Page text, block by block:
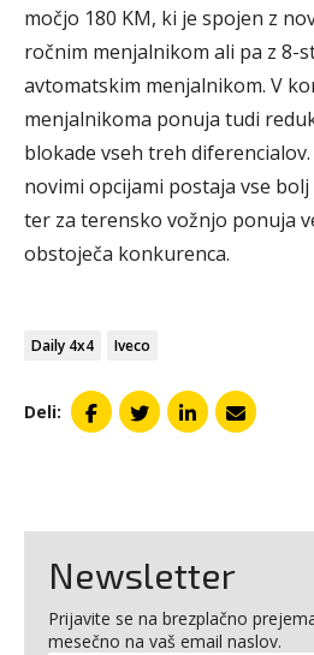
močjo 180 KM, ki je spojen z
ročnim menjalnikom ali pa z 8-
avtomatskim menjalnikom. V
menjalnikoma ponuja tudi
blokade vseh treh
novimi opcijami postaja vse
ter za terensko vožnjo ponuja
obstoječa konkurenca.
Daily 4x4 Iveco
Deli:
Newsletter
Prijavite se na brezplačno
mesečno na vaš email naslov.